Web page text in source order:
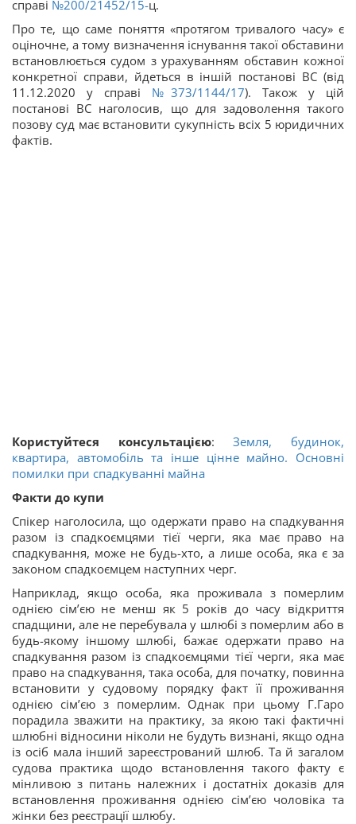
справі №200/21452/15-ц.
Про те, що саме поняття «протягом тривалого часу» є
оціночне, а тому визначення існування такої обставини
встановлюється судом з урахуванням обставин кожної
конкретної справи, йдеться в іншій постанові ВС (від
11.12.2020 у справі №373/1144/17). Також у цій
постанові ВС наголосив, що для задоволення такого
позову суд має встановити сукупність всіх 5 юридичних
фактів.
Користуйтеся консультацією:Земля, будинок,
квартира, автомобіль та інше цінне майно. Основні
помилки при спадкуванні майна
Факти до купи
Спікер наголосила, що одержати право на спадкування
разом із спадкоємцями тієї черги, яка має право на
спадкування, може не будь-хто, а лише особа, яка є за
законом спадкоємцем наступних черг.
Наприклад, якщо особа, яка проживала з померлим
однією сім’єю не менш як 5 років до часу відкриття
спадщини, але не перебувала у шлюбі з померлим або в
будь-якому іншому шлюбі, бажає одержати право на
спадкування разом із спадкоємцями тієї черги, яка має
право на спадкування, така особа, для початку, повинна
встановити у судовому порядку факт її проживання
однією сім’єю з померлим. Однак при цьому Г.Гаро
порадила зважити на практику, за якою такі фактичні
шлюбні відносини ніколи не будуть визнані, якщо одна
із осіб мала інший зареєстрований шлюб. Та й загалом
судова практика щодо встановлення такого факту є
мінливою з питань належних і достатніх доказів для
встановлення проживання однією сім’єю чоловіка та
жінки без реєстрації шлюбу.